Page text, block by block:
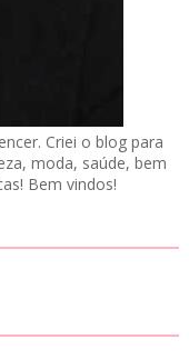
Criei o blog para
moda, saúde, bem
Bem vindos!